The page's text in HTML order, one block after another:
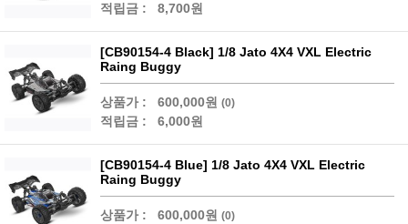
적립금 : 8,700원
[CB90154-4 Black] 1/8 Jato 4X4 VXL Electric
Raing Buggy
상품가 : 600,000원 (0)
적립금 : 6,000원
[CB90154-4 Blue] 1/8 Jato 4X4 VXL Electric
Raing Buggy
상품가 : 600,000원 (0)